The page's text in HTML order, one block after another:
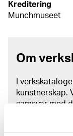
Kreditering
Munchmuseet
Om
I
kunstnerskap.
samsvar med